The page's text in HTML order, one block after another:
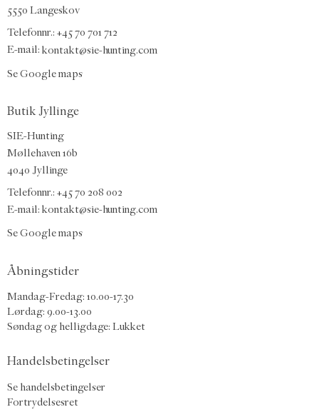
5550 Langeskov
Telefonnr.: +45 70 701 712
E-mail: kontakt@sie-hunting.com
Se Google maps
Butik Jyllinge
SIE-Hunting
Møllehaven 16b
4040 Jyllinge
Telefonnr.: +45 70 208 002
E-mail: kontakt@sie-hunting.com
Se Google maps
Åbningstider
Mandag-Fredag: 10.00-17.30
Lørdag: 9.00-13.00
Søndag og helligdage: Lukket
Handelsbetingelser
Se handelsbetingelser
Fortrydelsesret